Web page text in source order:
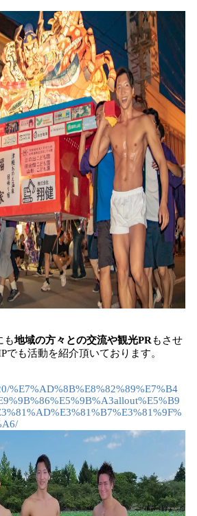
も地域の方々との交流や観光PRもさせ
でも活動を紹介頂いております。
%E7%AD%8B%E8%82%89%E7%B4